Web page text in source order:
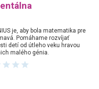
je, aby bola matematika pre
Pomáhame rozvíjať
detí od útleho veku hravou
malého génia.